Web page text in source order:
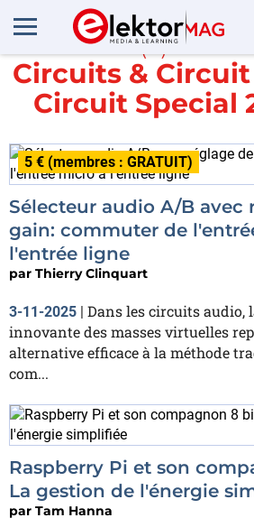
Article(s) avec
Circuits &
Circuit Special
5 € (membres : GRATUIT)
Sélecteur audio A/B avec
gain: commuter de
l'entrée ligne
par Thierry Clinquart
3-11-2025 | Dans les circuits audio,
innovante des masses virtuelles
alternative efficace à la méthode
com...
Raspberry Pi et son
La gestion de l'énergie
par Tam Hanna